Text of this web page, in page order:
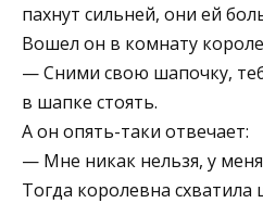
пахнут сильней, они ей
Вошел он в комнату
— Сними свою шапочку,
в шапке стоять.
А он опять-таки отвечает:
— Мне никак нельзя, у меня
Тогда королевна схватила